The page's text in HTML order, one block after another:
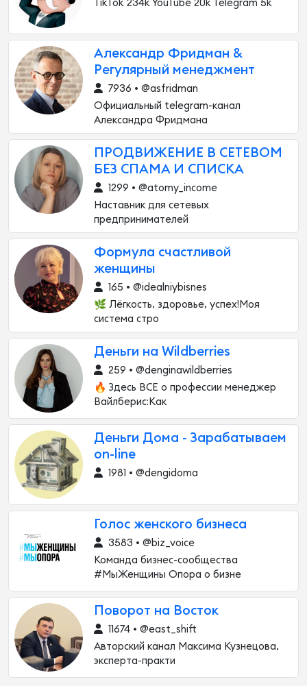
TikTok 234k YouTube 20k Telegram 5k
Александр Фридман &
Регулярный менеджмент
7936 • @asfridman
Официальный telegram-канал
Александра Фридмана
ПРОДВИЖЕНИЕ В СЕТЕВОМ
БЕЗ СПАМА И СПИСКА
1299 • @atomy_income
Наставник для сетевых
предпринимателей
Формула счастливой
женщины
165 • @idealniybisnes
🌿 Лёгкость, здоровье, успех!Моя
система стро
Деньги на Wildberries
259 • @denginawildberries
🔥 Здесь ВСЕ о профессии менеджер
Вайлберис:Как
Деньги Дома - Зарабатываем
on-line
1981 • @dengidoma
Голос женского бизнеса
3583 • @biz_voice
Команда бизнес-сообщества
#МыЖенщины Опора о бизне
Поворот на Восток
11674 • @east_shift
Авторский канал Максима Кузнецова,
эксперта-практи